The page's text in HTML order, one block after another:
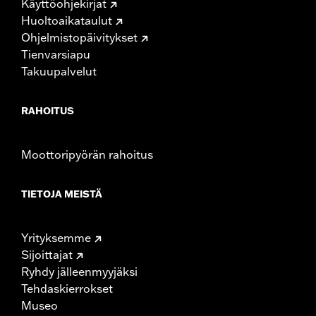
Käyttöohjekirjat
Huoltoaikataulut
Ohjelmistopäivitykset
Tienvarsiapu
Takuupalvelut
RAHOITUS
Moottoripyörän rahoitus
TIETOJA MEISTÄ
Yrityksemme
Sijoittajat
Ryhdy jälleenmyyjäksi
Tehdaskierrokset
Museo